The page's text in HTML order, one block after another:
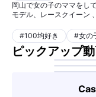
岡山で女の子のママをし
モデル、レースクイーン
#100均好き #女の
ピックアップ